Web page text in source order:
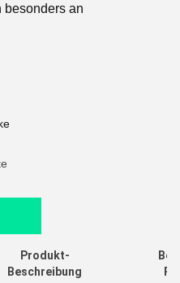
besonders an
Produkt-
Beschreibung